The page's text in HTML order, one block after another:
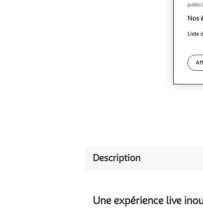
Description
Une expérience live
Nos
Liste